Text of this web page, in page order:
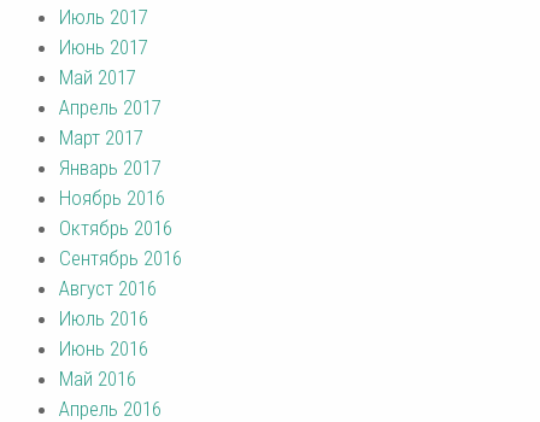
Июль 2017
Июнь 2017
Май 2017
Апрель 2017
Март 2017
Январь 2017
Ноябрь 2016
Октябрь 2016
Сентябрь 2016
Август 2016
Июль 2016
Июнь 2016
Май 2016
Апрель 2016